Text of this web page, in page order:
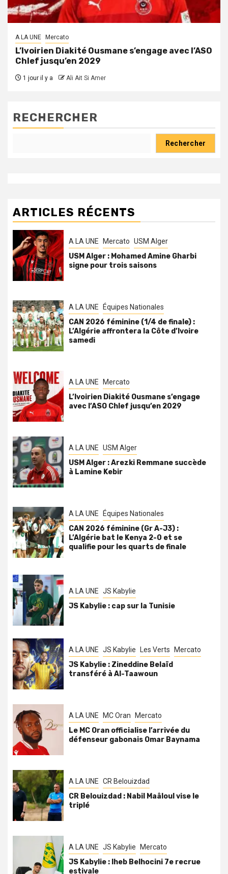
A LA UNE Mercato
L’Ivoirien Diakité Ousmane s’engage avec l’ASO
Chlef jusqu’en 2029
1 jour il y a Ali Ait Si Amer
RECHERCHER
Rechercher
ARTICLES RÉCENTS
A LA UNE Mercato USM Alger
USM Alger : Mohamed Amine Gharbi
signe pour trois saisons
A LA UNE Équipes Nationales
CAN 2026 féminine (1/4 de finale) :
L’Algérie affrontera la Côte d’Ivoire
samedi
A LA UNE Mercato
L’Ivoirien Diakité Ousmane s’engage
avec l’ASO Chlef jusqu’en 2029
A LA UNE USM Alger
USM Alger : Arezki Remmane succède
à Lamine Kebir
A LA UNE Équipes Nationales
CAN 2026 féminine (Gr A-J3) :
L’Algérie bat le Kenya 2-0 et se
qualifie pour les quarts de finale
A LA UNE JS Kabylie
JS Kabylie : cap sur la Tunisie
A LA UNE JS Kabylie Les Verts Mercato
JS Kabylie : Zineddine Belaïd
transféré à Al-Taawoun
A LA UNE MC Oran Mercato
Le MC Oran officialise l’arrivée du
défenseur gabonais Omar Baynama
A LA UNE CR Belouizdad
CR Belouizdad : Nabil Maâloul vise le
triplé
A LA UNE JS Kabylie Mercato
JS Kabylie : Iheb Belhocini 7e recrue
estivale